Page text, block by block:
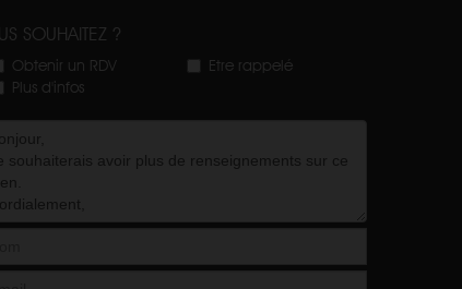
SOUHAITEZ ?
Obtenir un RDV
Etre rappelé
Plus d'infos